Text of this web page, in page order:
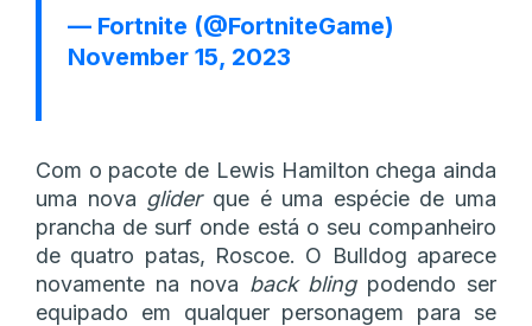
— Fortnite (@FortniteGame)
November 15, 2023
Com o pacote de Lewis Hamilton chega ainda
uma nova gliderque é uma espécie de uma
prancha de surf onde está o seu companheiro
de quatro patas, Roscoe. O Bulldog aparece
novamente na nova back blingpodendo ser
equipado em qualquer personagem para se